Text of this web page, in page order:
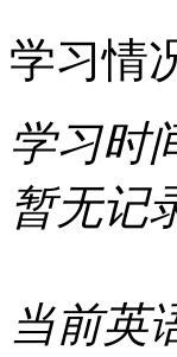
学习情
学习时
暂无记
当前英